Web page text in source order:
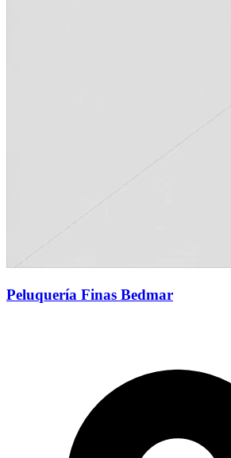
Peluquería Finas Bedmar